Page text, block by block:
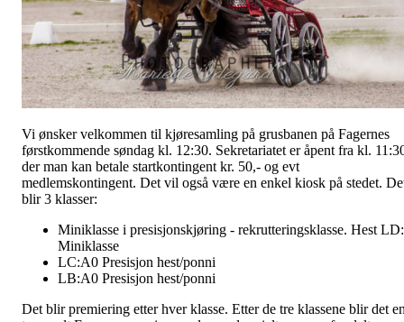
Vi ønsker velkommen til kjøresamling på grusbanen på Fagernes
førstkommende søndag kl. 12:30. Sekretariatet er åpent fra kl.
der man kan betale startkontingent kr. 50,- og evt
medlemskontingent. Det vil også være en enkel kiosk på stedet.
blir 3 klasser:
Miniklasse i presisjonskjøring - rekrutteringsklasse. Hest LD:
Miniklasse
LC:A0 Presisjon hest/ponni
LB:A0 Presisjon hest/ponni
Det blir premiering etter hver klasse. Etter de tre klassene blir det